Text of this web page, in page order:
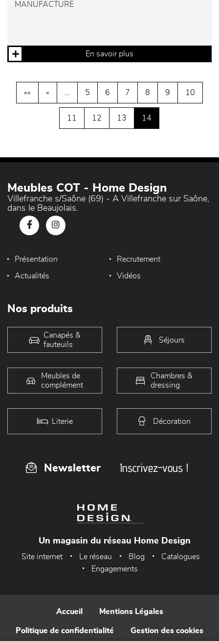
MANUFACTURE
En savoir plus
«« « … 5 6 7 8 9 10
11 12 13 14
Meubles COT - Home Design
Villefranche s/Saône (69) - A Villefranche sur Saône,
dans le Beaujolais.
Présentation Recrutement
Actualités Vidéos
Nos produits
Canapés &
fauteuils
Séjours
Meubles de
complément
Chambres &
dressing
Literie Décoration
Newsletter Inscrivez-vous !
Un magasin du réseau Home Design
Site internet Le réseau Blog
Catalogues
Engagements
Accueil Mentions Légales
Politique de confidentialité Gestion des cookies